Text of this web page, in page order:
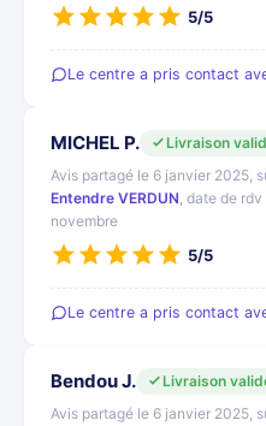
5/5
Le centre a pris contact
MICHEL P.
Livraison
Avis partagé le 6 janvier 2025,
Entendre VERDUN, date de rdv
novembre
5/5
Le centre a pris contact
Bendou J.
Livraison
Avis partagé le 6 janvier 2025,